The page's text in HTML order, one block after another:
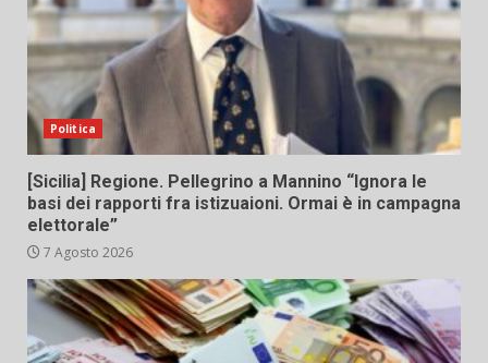
Politica
[Sicilia] Regione. Pellegrino a Mannino “Ignora le
basi dei rapporti fra istizuaioni. Ormai è in campagna
elettorale”
7 Agosto 2026